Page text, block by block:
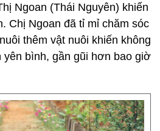
Ngoan (Thái Nguyên) khiến
Chị Ngoan đã tỉ mỉ chăm sóc
thêm vật nuôi khiến không
yên bình, gần gũi hơn bao giờ